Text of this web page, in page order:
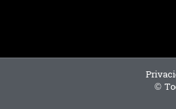
©